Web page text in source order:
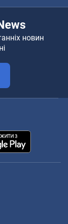
новин